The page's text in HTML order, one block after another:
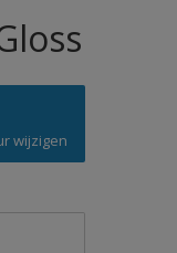
wijzigen